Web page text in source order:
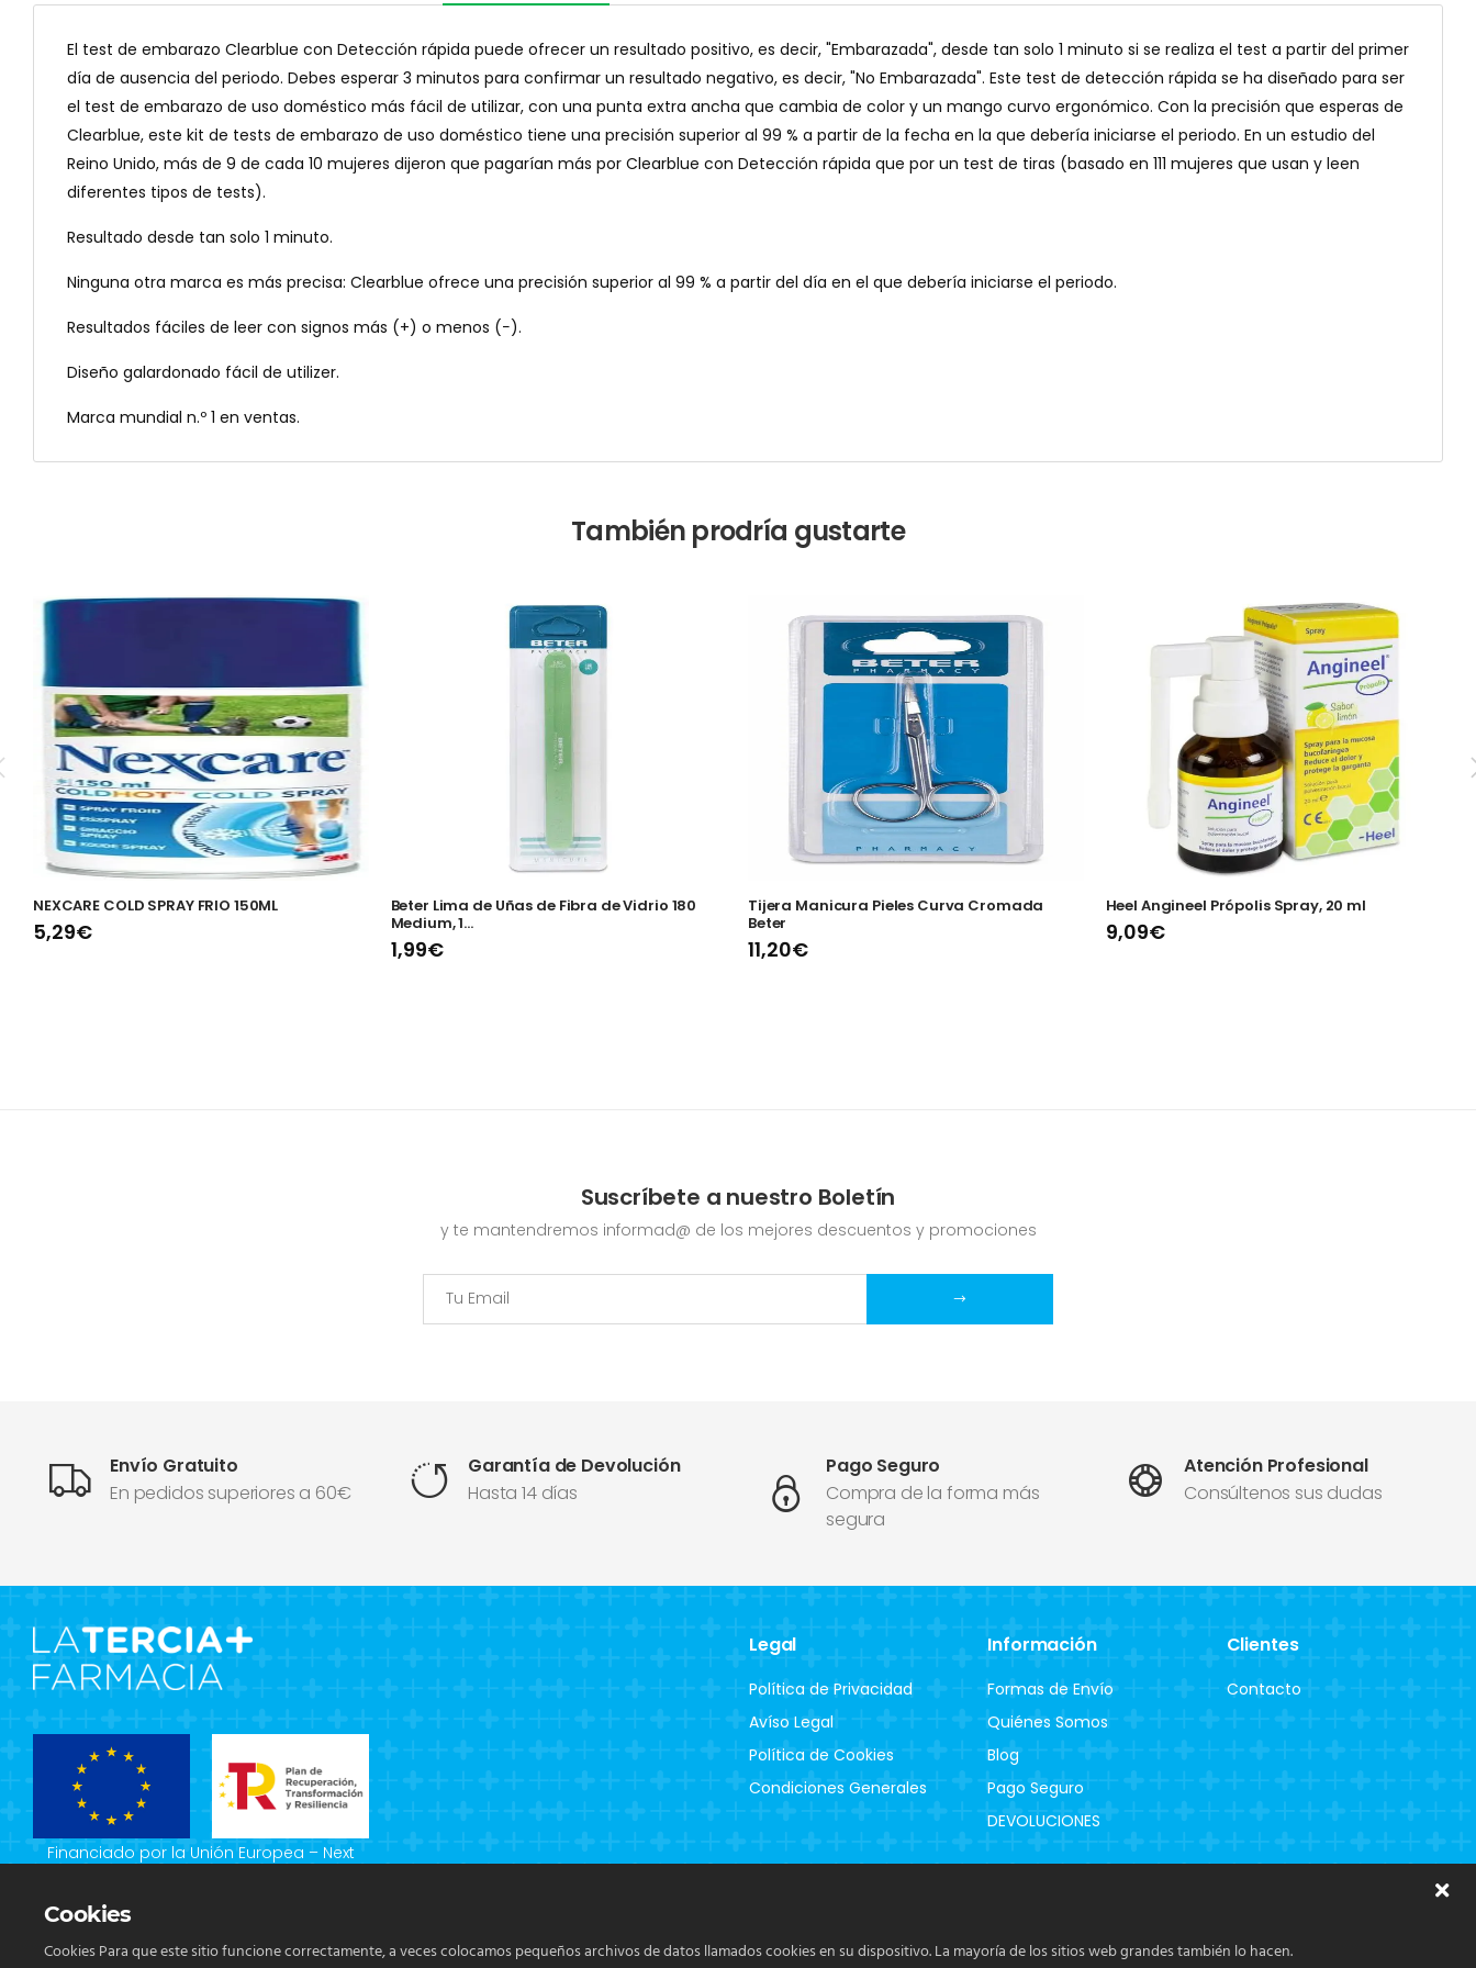
El test de embarazo Clearblue con Detección rápida puede ofrecer un resultado positivo, es decir, "Embarazada", desde tan solo 1 minuto si se realiza el test a partir del primer
día de ausencia del periodo. Debes esperar 3 minutos para confirmar un resultado negativo, es decir, "No Embarazada". Este test de detección rápida se ha diseñado para ser
el test de embarazo de uso doméstico más fácil de utilizar, con una punta extra ancha que cambia de color y un mango curvo ergonómico. Con la precisión que esperas de
Clearblue, este kit de tests de embarazo de uso doméstico tiene una precisión superior al 99 % a partir de la fecha en la que debería iniciarse el periodo. En un estudio del
Reino Unido, más de 9 de cada 10 mujeres dijeron que pagarían más por Clearblue con Detección rápida que por un test de tiras (basado en 111 mujeres que usan y leen
diferentes tipos de tests).
Resultado desde tan solo 1 minuto.
Ninguna otra marca es más precisa: Clearblue ofrece una precisión superior al 99 % a partir del día en el que debería iniciarse el periodo.
Resultados fáciles de leer con signos más (+) o menos (−).
Diseño galardonado fácil de utilizer.
Marca mundial n.º 1 en ventas.
También prodría gustarte
NEXCARE COLD SPRAY FRIO 150ML
5,29€
Beter Lima de Uñas de Fibra de Vidrio 180
Medium, 1...
1,99€
Tijera Manicura Pieles Curva Cromada
Beter
11,20€
Heel Angineel Própolis Spray, 20 ml
9,09€
Suscríbete a nuestro Boletín
y te mantendremos informad@ de los mejores descuentos y promociones
Envío Gratuito
En pedidos superiores a 60€
Garantía de Devolución
Hasta 14 días
Pago Seguro
Compra de la forma más
segura
Atención Profesional
Consúltenos sus dudas
Financiado por la Unión Europea – Next
Legal
Política de Privacidad
Avíso Legal
Política de Cookies
Condiciones Generales
Información
Formas de Envío
Quiénes Somos
Blog
Pago Seguro
DEVOLUCIONES
Clientes
Contacto
Cookie Box Settings
Cookies
Cookies Para que este sitio funcione correctamente, a veces colocamos pequeños archivos de datos llamados cookies en su dispositivo. La mayoría de los sitios web grandes también lo hacen.